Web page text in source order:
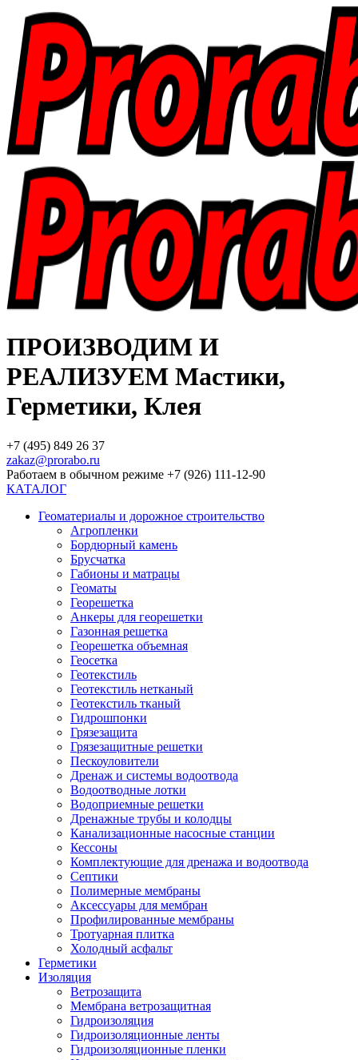
ПРОИЗВОДИМ И
РЕАЛИЗУЕМ Мастики,
Герметики, Клея
+7 (495) 849 26 37
zakaz@prorabo.ru
Работаем в обычном режиме +7 (926) 111-12-90
КАТАЛОГ
Геоматериалы и дорожное строительство
Агропленки
Бордюрный камень
Брусчатка
Габионы и матрацы
Геоматы
Георешетка
Анкеры для георешетки
Газонная решетка
Георешетка объемная
Геосетка
Геотекстиль
Геотекстиль нетканый
Геотекстиль тканый
Гидрошпонки
Грязезащита
Грязезащитные решетки
Пескоуловители
Дренаж и системы водоотвода
Водоотводные лотки
Водоприемные решетки
Дренажные трубы и колодцы
Канализационные насосные станции
Кессоны
Комплектующие для дренажа и водоотвода
Септики
Полимерные мембраны
Аксессуары для мембран
Профилированные мембраны
Тротуарная плитка
Холодный асфальт
Герметики
Изоляция
Ветрозащита
Мембрана ветрозащитная
Гидроизоляция
Гидроизоляционные ленты
Гидроизоляционные пленки